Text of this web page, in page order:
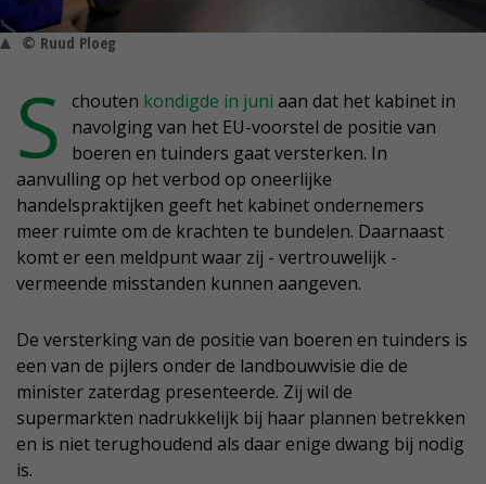
© Ruud Ploeg
S chouten kondigde in juni aan dat het kabinet in
navolging van het EU-voorstel de positie van
boeren en tuinders gaat versterken. In
aanvulling op het verbod op oneerlijke
handelspraktijken geeft het kabinet ondernemers
meer ruimte om de krachten te bundelen. Daarnaast
komt er een meldpunt waar zij - vertrouwelijk -
vermeende misstanden kunnen aangeven.
De versterking van de positie van boeren en tuinders is
een van de pijlers onder de landbouwvisie die de
minister zaterdag presenteerde. Zij wil de
supermarkten nadrukkelijk bij haar plannen betrekken
en is niet terughoudend als daar enige dwang bij nodig
is.